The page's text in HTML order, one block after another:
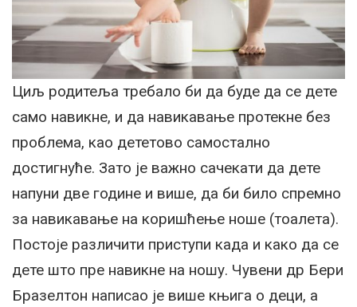
Циљ родитеља требало би да буде да се дете
само навикне, и да навикавање протекне без
проблема, као дететово самостално
достигнуће. Зато је важно сачекати да дете
напуни две године и више, да би било спремно
за навикавање на коришћење ноше (тоалета).
Постоје различити приступи када и како да се
дете што пре навикне на ношу. Чувени др Бери
Бразелтон написао је више књига о деци, а